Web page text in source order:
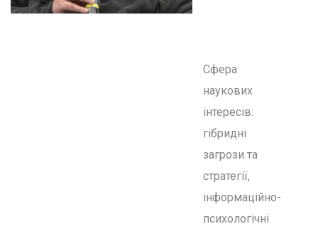
Сфера
наукових
інтересів:
гібридні
загрози та
стратегії,
інформаційно-
психологічні